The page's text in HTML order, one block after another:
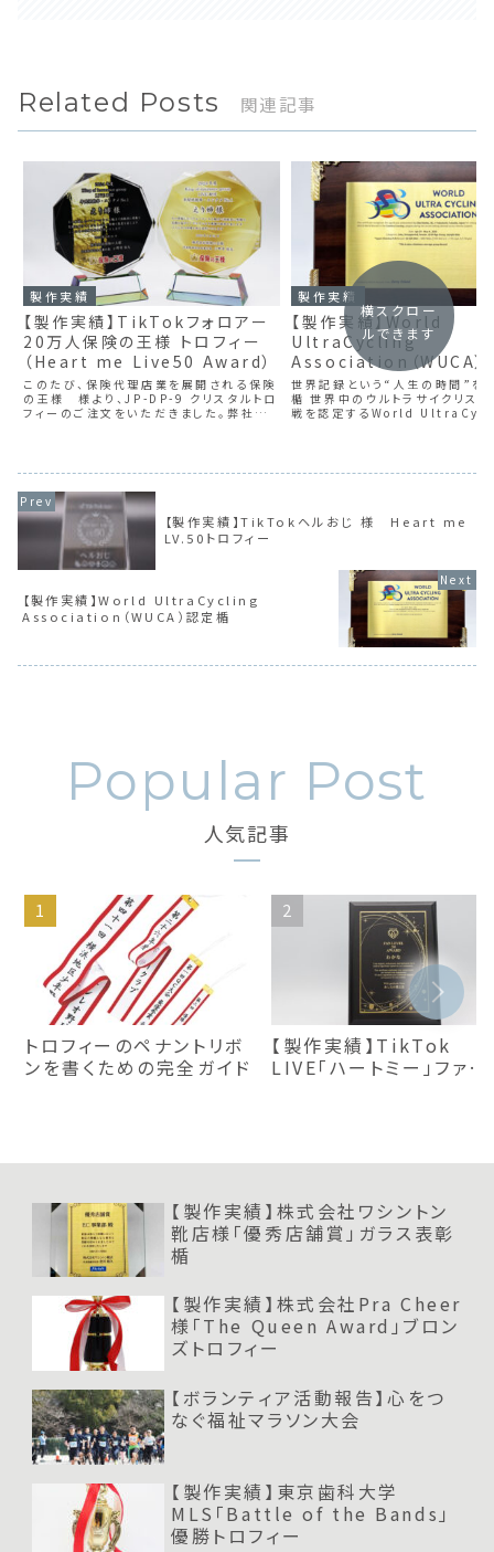
Related Posts 関連記事
製作実績
【製作実績】TikTokフォロアー
20万人保険の王様 トロフィー
（Heart me Live50 Award）
このたび、保険代理店業を展開される保険
の王様 様より、JP-DP-9 クリスタルトロ
フィーのご注文をいただきました。弊社のト
よ...
製作実績
【製作実績】World
UltraCycling
Association（WUCA）
世界記録という“人生の時間”を
楯 世界中のウルトラサイクリス
戦を認定するWorld
横スクロー
ルできます
【製作実績】TikTokヘルおじ 様 Heart me
LV.50トロフィー
【製作実績】World UltraCycling
Association（WUCA）認定楯
人気記事
トロフィーのペナントリボ
ンを書くための完全ガイド
【製作実績】TikTok
LIVE「ハートミー」ファン
【製作実績】株式会社ワシントン
靴店様「優秀店舗賞」ガラス表彰
楯
【製作実績】株式会社Pra Cheer
様「The Queen Award」ブロン
ズトロフィー
【ボランティア活動報告】心をつ
なぐ福祉マラソン大会
【製作実績】東京歯科大学
MLS「Battle of the Bands」
優勝トロフィー